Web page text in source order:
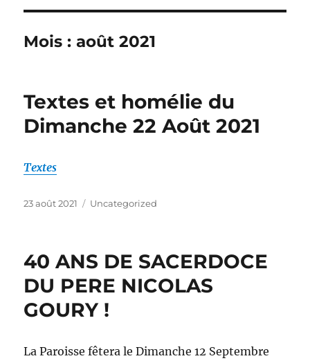
Mois :août 2021
Textes et homélie du
Dimanche 22 Août 2021
Textes
Publié
23 août 2021 Catégories
Uncategorized
40 ANS DE SACERDOCE
DU PERE NICOLAS
GOURY !
La Paroisse fêtera le Dimanche 12 Septembre